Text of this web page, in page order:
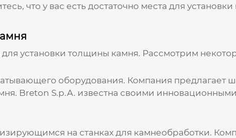
что у вас есть достаточно места для
установки толщины камня. Рассмотрим
оборудования. Компания предлагает
Breton S.p.A. известна своими
на станках для камнеобработки.